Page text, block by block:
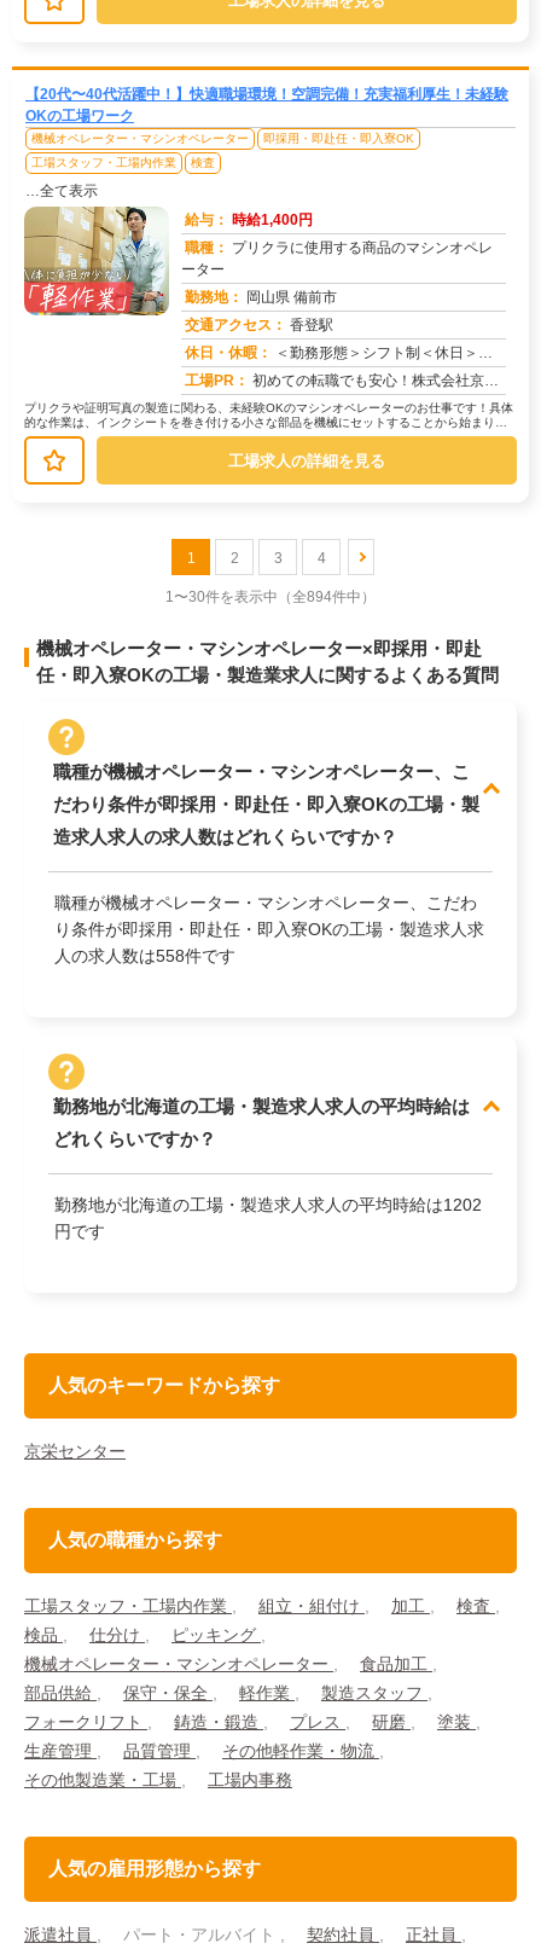
【20代〜40代活躍中！】快適職場環境！空調完備！充実福利厚生！未経験
OKの工場ワーク
機械オペレーター・マシンオペレーター
即採用・即赴任・即入寮OK
工場スタッフ・工場内作業
検査
…全て表示
給与： 時給1,400円
職種： プリクラに使用する商品のマシンオペレ
ーター
勤務地：
岡山県 備前市
交通アクセス： 香登駅
休日・休暇：
＜勤務形態＞シフト制＜休日＞４勤４休をベースとして５勤３休など年間カレンダーに基づいた交替勤務形態
工場PR： 初めての転職でも安心！株式会社京栄センターで新しい一歩を踏み出してみませんか？充実のサポート体制で、不安を解消！→...
プリクラや証明写真の製造に関わる、未経験OKのマシンオペレーターのお仕事です！具体
的な作業は、インクシートを巻き付ける小さな部品を機械にセットすることから始まりま
す。→ 機械の操作はシンプルで、...
工場求人の詳細を見る
1 2 3 4
1〜30件を表示中 （全894件中）
機械オペレーター・マシンオペレーター×即採用・即赴
任・即入寮OKの工場・製造業求人に関するよくある質問
職種が機械オペレーター・マシンオペレーター、こ
だわり条件が即採用・即赴任・即入寮OKの工場・製
造求人求人の求人数はどれくらいですか？
職種が機械オペレーター・マシンオペレーター、こだわ
り条件が即採用・即赴任・即入寮OKの工場・製造求人求
人の求人数は558件です
勤務地が北海道の工場・製造求人求人の平均時給は
どれくらいですか？
勤務地が北海道の工場・製造求人求人の平均時給は1202
円です
人気のキーワードから探す
京栄センター
人気の職種から探す
工場スタッフ・工場内作業 組立・組付け 加工
検査
検品
仕分け
ピッキング
機械オペレーター・マシンオペレーター
食品加工
部品供給
保守・保全 軽作業
製造スタッフ
フォークリフト
鋳造・鍛造 プレス 研磨
塗装
生産管理
品質管理
その他軽作業・物流
その他製造業・工場
工場内事務
人気の雇用形態から探す
派遣社員 パート・アルバイト 契約社員
正社員